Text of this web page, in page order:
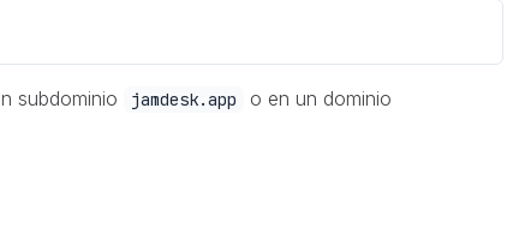
subdominio jamdesk.app
o en un dominio